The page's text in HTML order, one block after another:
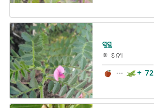
ସୁସ୍ଥ
ଅନ୍ୟ
+ 72